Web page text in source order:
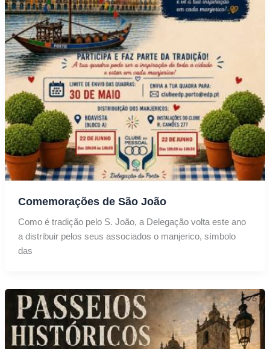
Comemorações de São João
Como é tradição pelo S. João, a Delegação volta este ano
a distribuir pelos seus associados o manjerico, símbolo
das